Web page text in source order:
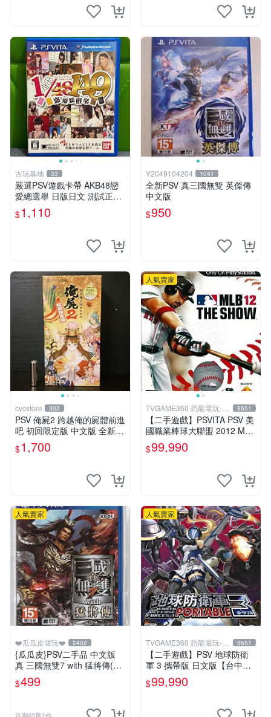
古玩基地 33
嚴選PSV遊戲卡帶 AKB48戀
愛總選舉 日版日文 測試正常
游戲卡帶 磨痕 壓痕 成色圖
$1,110
Y2049104204 1041
全新PSV 真三國無雙 英傑傳
中文版
$950
cycstore 303
PSV 俺屍2 跨越俺的屍體前進
吧 初回限定版 中文版 全新未
拆封 X200
$1,700
人氣賣家
TVGAME360 恐龍電玩-台
中店
8651
【二手遊戲】PSVITA PSV 美
國職業棒球大聯盟 2012 MLB
THE SHOW 12 英文版 【台
中恐龍電玩】
$99,990
人氣賣家
❤️瓜瓜皮電玩❤️ 2402
{瓜瓜皮}PSV二手品 中文版
真 三國無雙7 with 猛將傳(遊
戲都能回收)
$499
人氣賣家
TVGAME360 恐龍電玩-台
中店
8651
【二手遊戲】PSV 地球防衛
軍 3 攜帶版 日文版【台中恐
龍電玩】
$99,990